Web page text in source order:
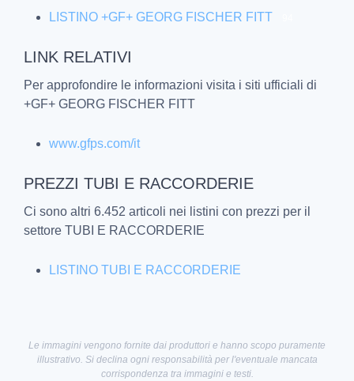
LISTINO +GF+ GEORG FISCHER FITT
LINK RELATIVI
Per approfondire le informazioni visita i siti ufficiali di
+GF+ GEORG FISCHER FITT
www.gfps.com/it
PREZZI TUBI E RACCORDERIE
Ci sono altri 6.452 articoli nei listini con prezzi per il
settore TUBI E RACCORDERIE
LISTINO TUBI E RACCORDERIE
Le immagini vengono fornite dai produttori e hanno scopo puramente
illustrativo. Si declina ogni responsabilità per l'eventuale mancata
corrispondenza tra immagini e testi.